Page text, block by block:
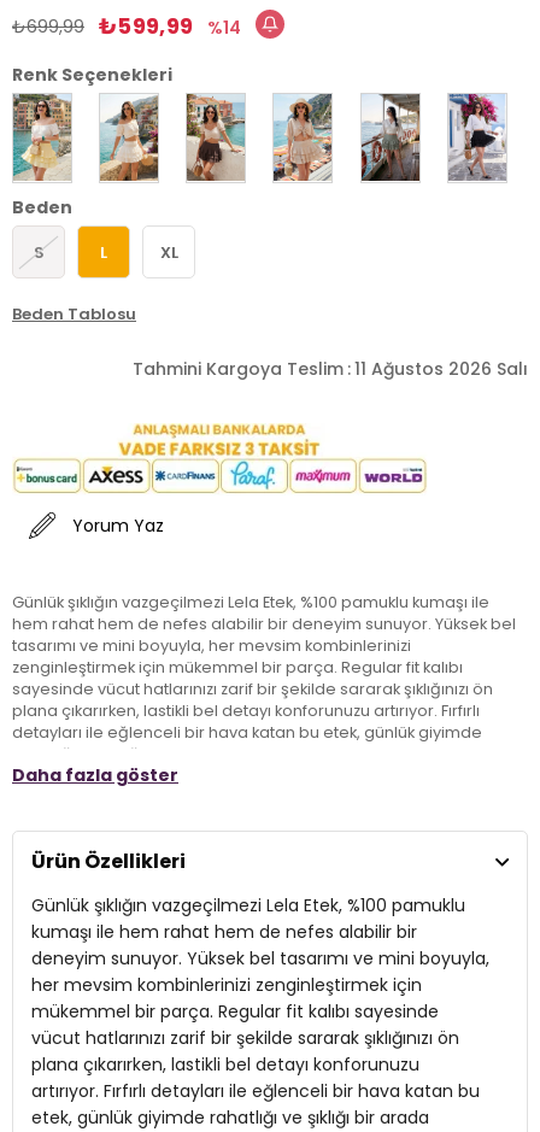
₺699,99 ₺599,99
14
Renk Seçenekleri
Beden
S L XL
Beden Tablosu
Tahmini Kargoya Teslim :11 Ağustos 2026 Salı
Yorum Yaz
Günlük şıklığın vazgeçilmezi Lela Etek, %100 pamuklu kumaşı ile
hem rahat hem de nefes alabilir bir deneyim sunuyor. Yüksek bel
tasarımı ve mini boyuyla, her mevsim kombinlerinizi
zenginleştirmek için mükemmel bir parça. Regular fit kalıbı
sayesinde vücut hatlarınızı zarif bir şekilde sararak şıklığınızı ön
plana çıkarırken, lastikli bel detayı konforunuzu artırıyor. Fırfırlı
detayları ile eğlenceli bir hava katan bu etek, günlük giyimde
rahatlığı ve şıklığı bir arada arayanlar için ideal bir seçim. Hem
klasik hem de modern kombinlerinizle mükemmel uyum
Model:Etek
Giyim Tarzı:Günlük/Casual
Materyal: % 100 Pamuk
Kumaş Tipi:Belirtilmemiş
Bel:Yüksek Bel
Boy: Mini Boy
Kalıp Bilgisi:Regular Fit
Daha fazla göster
Ürün Özellikleri
Günlük şıklığın vazgeçilmezi Lela Etek, %100 pamuklu
kumaşı ile hem rahat hem de nefes alabilir bir
deneyim sunuyor. Yüksek bel tasarımı ve mini boyuyla,
her mevsim kombinlerinizi zenginleştirmek için
mükemmel bir parça. Regular fit kalıbı sayesinde
vücut hatlarınızı zarif bir şekilde sararak şıklığınızı ön
plana çıkarırken, lastikli bel detayı konforunuzu
artırıyor. Fırfırlı detayları ile eğlenceli bir hava katan bu
etek, günlük giyimde rahatlığı ve şıklığı bir arada